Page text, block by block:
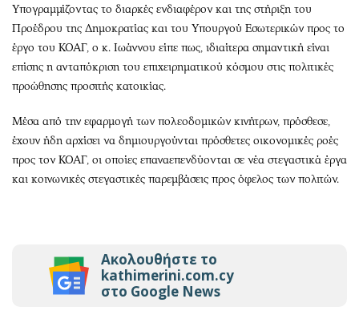
Υπογραμμίζοντας το διαρκές ενδιαφέρον και της στήριξη του
Προέδρου της Δημοκρατίας και του Υπουργού Εσωτερικών προς το
έργο του ΚΟΑΓ, ο κ. Ιωάννου είπε πως, ιδιαίτερα σημαντική είναι
επίσης η ανταπόκριση του επιχειρηματικού κόσμου στις πολιτικές
προώθησης προσιτής κατοικίας.
Μέσα από την εφαρμογή των πολεοδομικών κινήτρων, πρόσθεσε,
έχουν ήδη αρχίσει να δημιουργούνται πρόσθετες οικονομικές ροές
προς τον ΚΟΑΓ, οι οποίες επαναεπενδύονται σε νέα στεγαστικά έργα
και κοινωνικές στεγαστικές παρεμβάσεις προς όφελος των πολιτών.
Ακολουθήστε το
kathimerini.com.cy
στο Google News